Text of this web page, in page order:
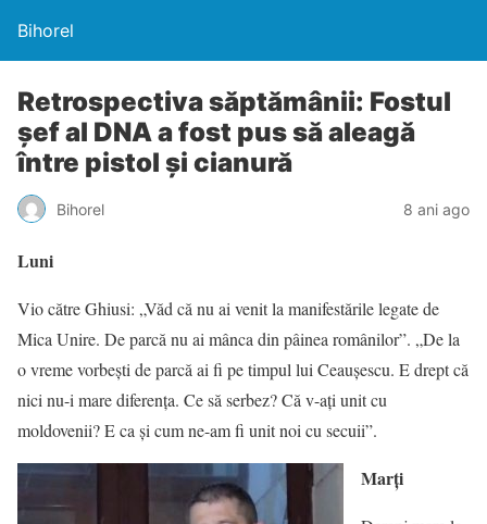
Bihorel
Retrospectiva săptămânii: Fostul
șef al DNA a fost pus să aleagă
între pistol și cianură
Bihorel 8 ani ago
Luni
Vio către Ghiusi: „Văd că nu ai venit la manifestările legate de
Mica Unire. De parcă nu ai mânca din pâinea românilor”. „De la
o vreme vorbești de parcă ai fi pe timpul lui Ceaușescu. E drept că
nici nu-i mare diferența. Ce să serbez? Că v-ați unit cu
moldovenii? E ca și cum ne-am fi unit noi cu secuii”.
Marți